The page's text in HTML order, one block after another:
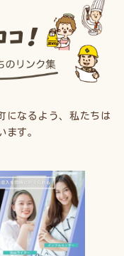
になるよう、私たちは
ます。